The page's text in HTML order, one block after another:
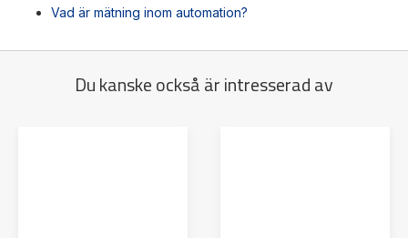
Vad är mätning inom automation?
Du kanske också är intresserad av